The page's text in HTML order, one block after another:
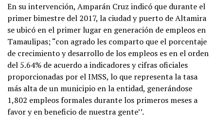
En su intervención, Amparán Cruz indicó que durante el
primer bimestre del 2017, la ciudad y puerto de Altamira
se ubicó en el primer lugar en generación de empleos en
Tamaulipas; “con agrado les comparto que el porcentaje
de crecimiento y desarrollo de los empleos es en el orden
del 5.64% de acuerdo a indicadores y cifras oficiales
proporcionadas por el IMSS, lo que representa la tasa
más alta de un municipio en la entidad, generándose
1,802 empleos formales durante los primeros meses a
favor y en beneficio de nuestra gente’’.